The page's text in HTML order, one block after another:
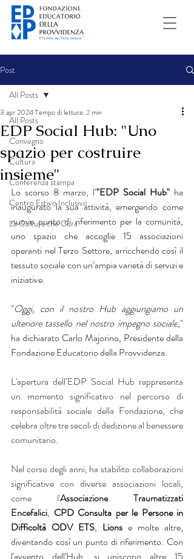
Post
All Posts
Convegno
Cultura
Conferenza stampa
Centro Estivo Inclusivo
La Cultura che Cura
All Posts
EDP Social Hub: "Uno
spazio per costruire
insieme"
3 apr 2024Tempo di lettura: 2 min
Lo scorso 8 marzo, l’"EDP Social Hub" ha
inaugurato la sua attività, emergendo come
nuovo punto di riferimento per la comunità,
uno spazio che accoglie 15 associazioni
operanti nel Terzo Settore, arricchendo così il
tessuto sociale con un’ampia varietà di servizi e
iniziative.
"Oggi, con il nostro Hub aggiungiamo un
ulteriore tassello nel nostro impegno sociale,"
ha dichiarato Carlo Majorino, Presidente della
Fondazione Educatorio della Provvidenza.
L'apertura dell’EDP Social Hub rappresenta
un momento significativo nel percorso di
responsabilità sociale della Fondazione, che
celebra oltre tre secoli di dedizione al benessere
comunitario.
Nel corso degli anni, ha stabilito collaborazioni
significative con diverse associazioni locali,
come l'Associazione Traumatizzati
Encefalici, CPD Consulta per le Persone in
Difficoltà ODV ETS, Lions e molte altre,
diventando così un punto di riferimento. Con